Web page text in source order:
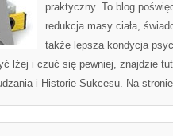
praktyczny. To blog
redukcja masy ciała,
także lepsza kondycja
lżej i czuć się pewniej, znajdzie
i Historie Sukcesu. Na